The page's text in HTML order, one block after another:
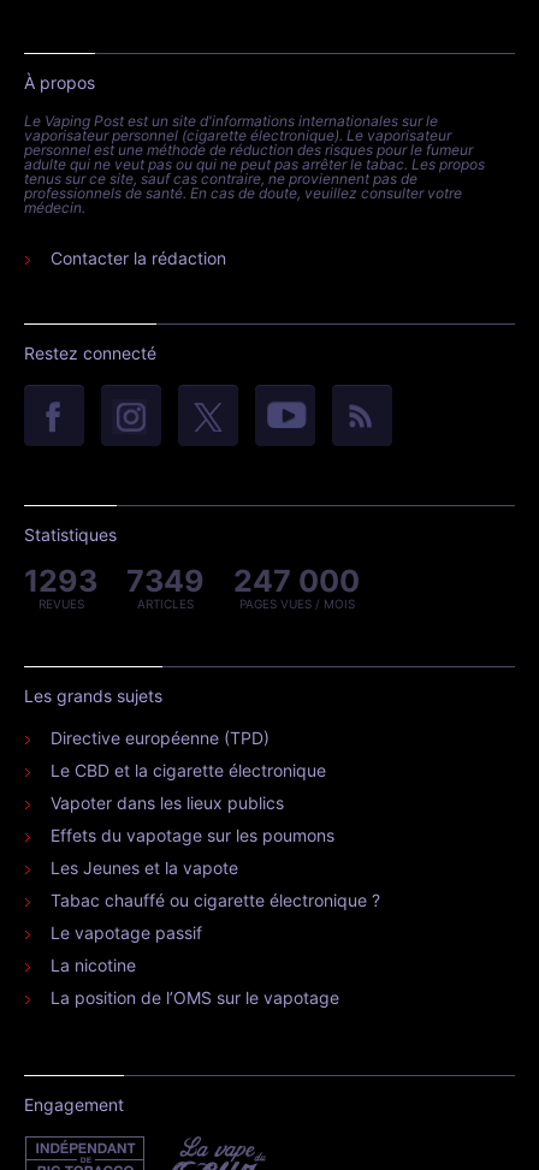
À propos
Le Vaping Post est un site d'informations internationales sur le
vaporisateur personnel (cigarette électronique). Le vaporisateur
personnel est une méthode de réduction des risques pour le fumeur
adulte qui ne veut pas ou qui ne peut pas arrêter le tabac. Les propos
tenus sur ce site, sauf cas contraire, ne proviennent pas de
professionnels de santé. En cas de doute, veuillez consulter votre
médecin.
Contacter la rédaction
Restez connecté
Statistiques
1293
REVUES
7349
ARTICLES
247 000
PAGES VUES / MOIS
Les grands sujets
Directive européenne (TPD)
Le CBD et la cigarette électronique
Vapoter dans les lieux publics
Effets du vapotage sur les poumons
Les Jeunes et la vapote
Tabac chauffé ou cigarette électronique ?
Le vapotage passif
La nicotine
La position de l’OMS sur le vapotage
Engagement